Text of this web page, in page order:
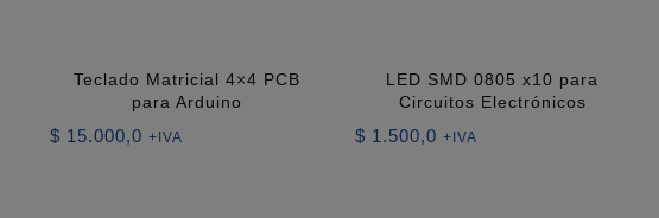
Teclado Matricial 4×4 PCB
para Arduino
$ 15.000,0 +IVA
LED SMD 0805 x10 para
Circuitos Electrónicos
$ 1.500,0 +IVA